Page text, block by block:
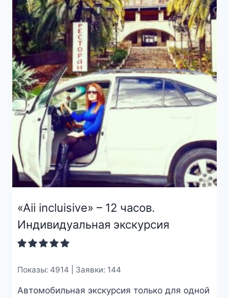
«Aii incluisive» – 12 часов.
Индивидуальная экскурсия
Показы: 4914 | Заявки: 144
Автомобильная экскурсия только для одной